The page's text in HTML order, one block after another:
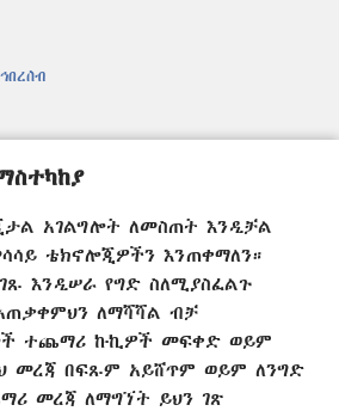
አገልግሎት ለመስጠት እንዲቻል
ቴክኖሎጂዎችን እንጠቀማለን።
እንዲሠራ የግድ ስለሚያስፈልጉ
ለማሻሻል ብቻ
ተጨማሪ ኩኪዎች መፍቀድ ወይም
መረጃ በፍጹም አይሸጥም ወይም ለንግድ
መረጃ ለማግኘት ይህን ገጽ
ቤተ መጻሕፍት